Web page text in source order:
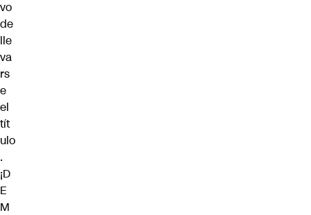
vo
de
lle
va
rs
e
el
tít
ulo
.
¡D
E
M